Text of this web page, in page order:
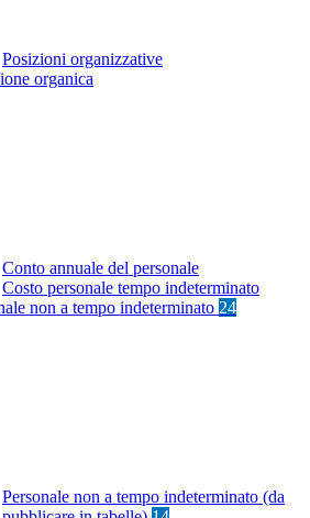
Posizioni organizzative
organica
Conto annuale del personale
Costo personale tempo indeterminato
non a tempo indeterminato 24
Personale non a tempo indeterminato (da